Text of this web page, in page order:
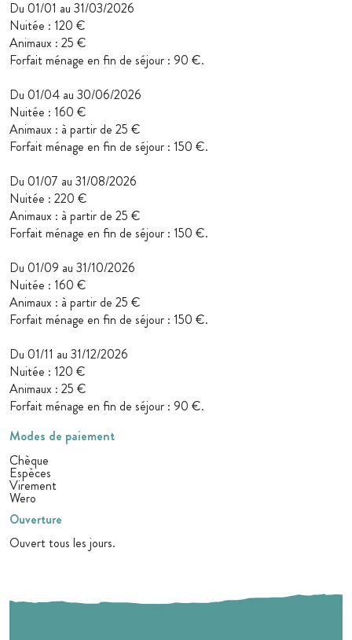
Du 01/01 au 31/03/2026
Nuitée : 120 €
Animaux : 25 €
Forfait ménage en fin de séjour : 90 €.
Du 01/04 au 30/06/2026
Nuitée : 160 €
Animaux : à partir de 25 €
Forfait ménage en fin de séjour : 150 €.
Du 01/07 au 31/08/2026
Nuitée : 220 €
Animaux : à partir de 25 €
Forfait ménage en fin de séjour : 150 €.
Du 01/09 au 31/10/2026
Nuitée : 160 €
Animaux : à partir de 25 €
Forfait ménage en fin de séjour : 150 €.
Du 01/11 au 31/12/2026
Nuitée : 120 €
Animaux : 25 €
Forfait ménage en fin de séjour : 90 €.
Modes de paiement
Chèque
Espèces
Virement
Wero
Ouverture
Ouvert tous les jours.